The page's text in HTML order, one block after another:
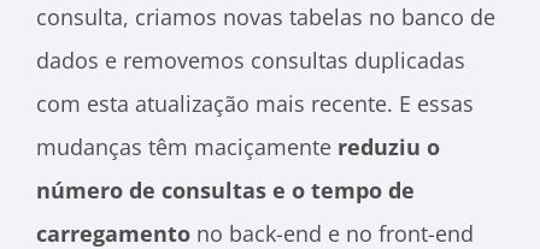
consulta, criamos novas tabelas no banco de
dados e removemos consultas duplicadas
com esta atualização mais recente. E essas
mudanças têm maciçamente reduziu o
número de consultas e o tempo de
carregamento no back-end e no front-end